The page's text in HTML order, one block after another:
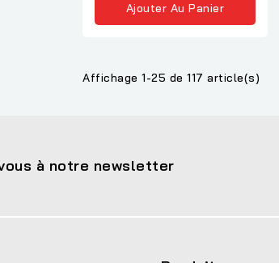
Ajouter Au Panier
Affichage 1-25 de 117 article(s)
à notre newsletter